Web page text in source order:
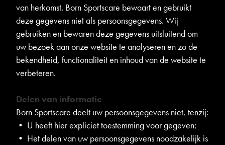
van herkomst. Born Sportscare bewaart en gebruikt
deze gegevens niet als persoonsgegevens. Wij
gebruiken en bewaren deze gegevens uitsluitend om
uw bezoek aan onze website te analyseren en zo de
bekendheid, functionaliteit en inhoud van de website te
verbeteren.
Delen van informatie
Born Sportscare deelt uw persoonsgegevens niet, tenzij:
• U heeft hier expliciet toestemming voor gegeven;
• Het delen van uw persoonsgegevens noodzakelijk is